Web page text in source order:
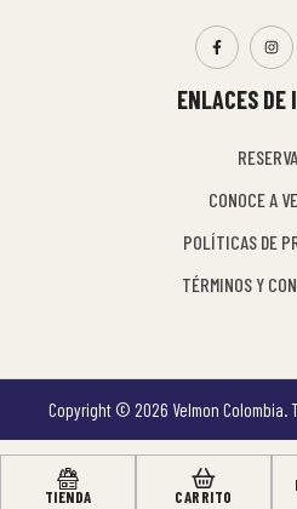
TIENDA CARRITO
ENLACES DE
CONOCE A
POLÍTICAS DE
TÉRMINOS Y
Copyright © 2026 Velmon Colombia.